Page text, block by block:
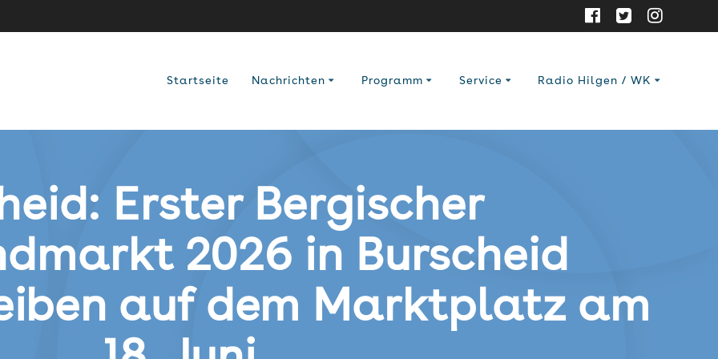
Startseite Nachrichten Programm Service Radio Hilgen / WK
Erster Bergischer
2026 in Burscheid
auf dem Marktplatz am